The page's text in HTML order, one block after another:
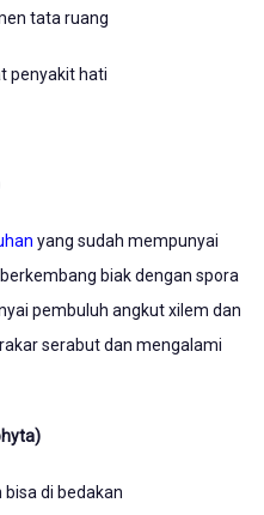
tata ruang
penyakit hati
yang sudah mempunyai
biak dengan spora
pembuluh angkut xilem dan
serabut dan mengalami
bisa di bedakan